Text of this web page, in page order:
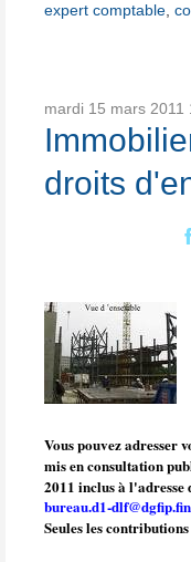
expert comptable
mardi 15 mars 2011
droits
Vous pouvez adresser
mis en consultation
2011 inclus à l'adresse
bureau.d1-
Seules les